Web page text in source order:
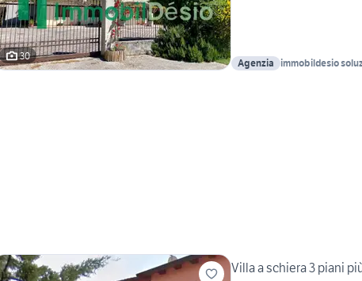
30
Agenzia immobildesio
Villa a schiera 3 piani